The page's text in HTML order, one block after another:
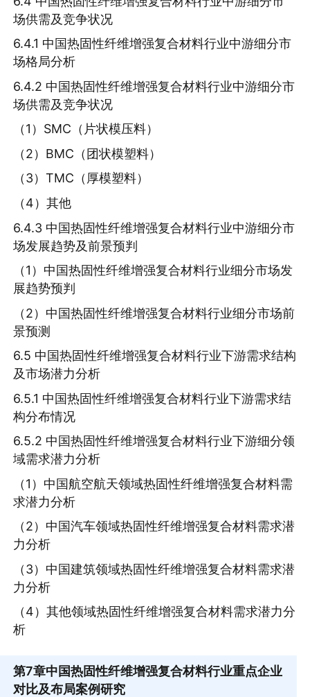
场供需及竞争状况
6.4.1 中国热固性纤维增强复合材料行业中游细分市
场格局分析
6.4.2 中国热固性纤维增强复合材料行业中游细分市
场供需及竞争状况
（1）SMC（片状模压料）
（2）BMC（团状模塑料）
（3）TMC（厚模塑料）
（4）其他
6.4.3 中国热固性纤维增强复合材料行业中游细分市
场发展趋势及前景预判
（1）中国热固性纤维增强复合材料行业细分市场发
展趋势预判
（2）中国热固性纤维增强复合材料行业细分市场前
景预测
6.5 中国热固性纤维增强复合材料行业下游需求结构
及市场潜力分析
6.5.1 中国热固性纤维增强复合材料行业下游需求结
构分布情况
6.5.2 中国热固性纤维增强复合材料行业下游细分领
域需求潜力分析
（1）中国航空航天领域热固性纤维增强复合材料需
求潜力分析
（2）中国汽车领域热固性纤维增强复合材料需求潜
力分析
（3）中国建筑领域热固性纤维增强复合材料需求潜
力分析
（4）其他领域热固性纤维增强复合材料需求潜力分
析
第7章中国热固性纤维增强复合材料行业重点企业
对比及布局案例研究